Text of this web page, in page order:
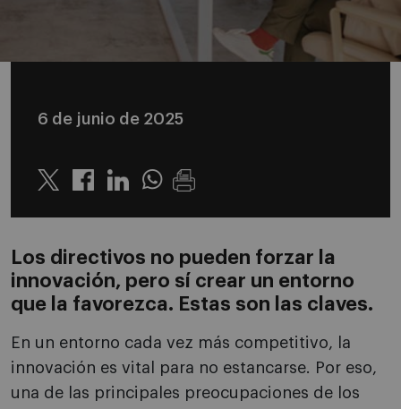
6 de junio de 2025
Twitter LinkedinWhatsapp
Los directivos no pueden forzar la
innovación, pero sí crear un entorno
que la favorezca. Estas son las claves.
En un entorno cada vez más competitivo, la
innovación es vital para no estancarse. Por eso,
una de las principales preocupaciones de los